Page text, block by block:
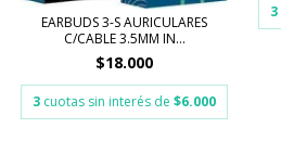
EARBUDS 3-S AURICULARES
C/CABLE 3.5MM IN...
$18.000
3 cuotas sin interés de $6.000
3